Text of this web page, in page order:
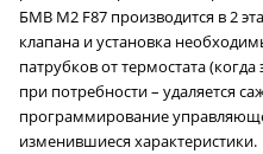
БМВ M2 F87 производится в 2
клапана и установка
патрубков от термостата
при потребности – удаляется
программирование
изменившиеся характеристики.